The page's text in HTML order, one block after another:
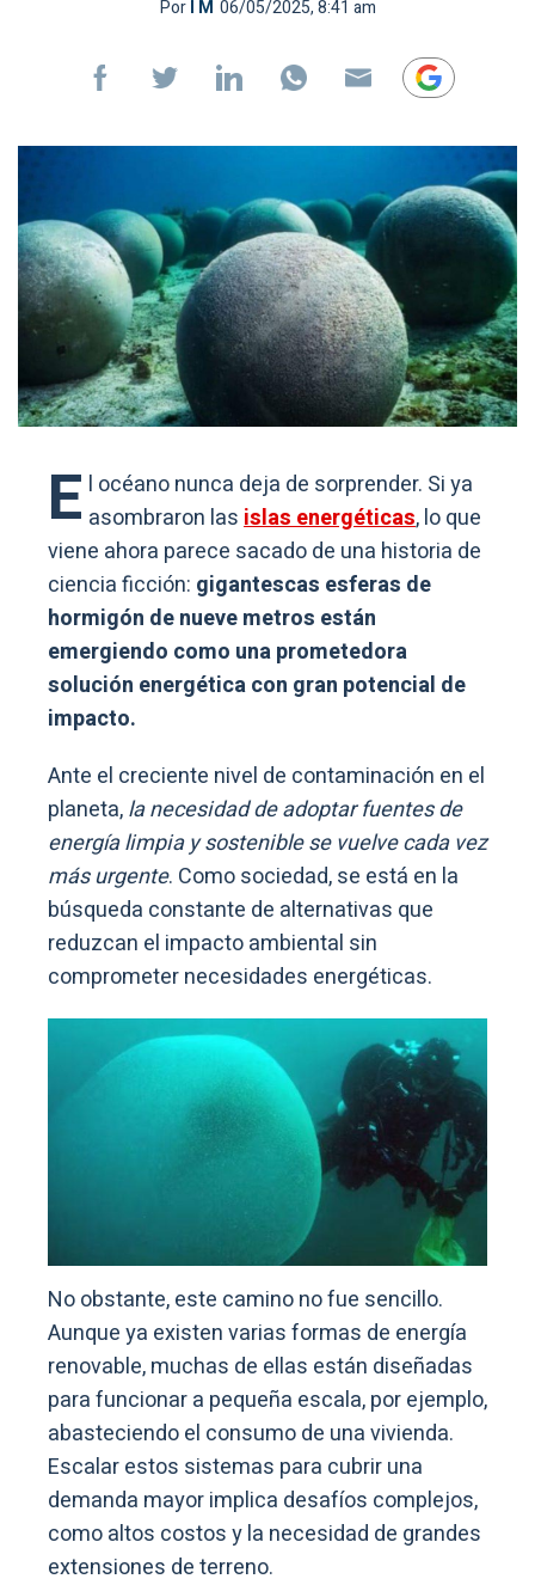
PorI M 06/05/2025, 8:41 am
E l océano nunca deja de sorprender. Si ya
asombraron lasislas energéticas, lo que
viene ahora parece sacado de una historia de
ciencia ficción: gigantescas esferas de
hormigón de nueve metros están
emergiendo como una prometedora
solución energética con gran potencial de
impacto.
Ante el creciente nivel de contaminación en el
planeta,la necesidad de adoptar fuentes de
energía limpia y sostenible se vuelve cada vez
más urgente. Como sociedad, se está en la
búsqueda constante de alternativas que
reduzcan el impacto ambiental sin
comprometer necesidades energéticas.
No obstante, este camino no fue sencillo.
Aunque ya existen varias formas de energía
renovable, muchas de ellas están diseñadas
para funcionar a pequeña escala, por ejemplo,
abasteciendo el consumo de una vivienda.
Escalar estos sistemas para cubrir una
demanda mayor implica desafíos complejos,
como altos costos y la necesidad de grandes
extensiones de terreno.